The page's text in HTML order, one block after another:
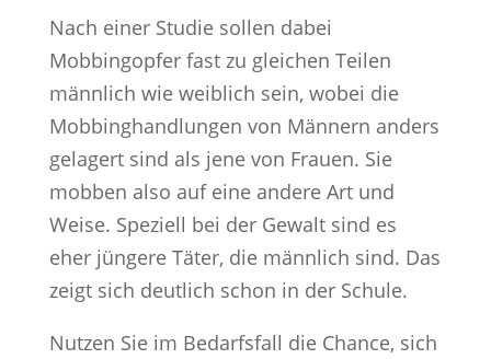
Nach einer Studie sollen dabei
Mobbingopfer fast zu gleichen Teilen
männlich wie weiblich sein, wobei die
Mobbinghandlungen von Männern anders
gelagert sind als jene von Frauen. Sie
mobben also auf eine andere Art und
Weise. Speziell bei der Gewalt sind es
eher jüngere Täter, die männlich sind. Das
zeigt sich deutlich schon in der Schule.
Nutzen Sie im Bedarfsfall die Chance, sich